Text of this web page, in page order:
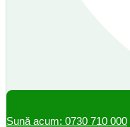
Sună acum: 0730 710 000